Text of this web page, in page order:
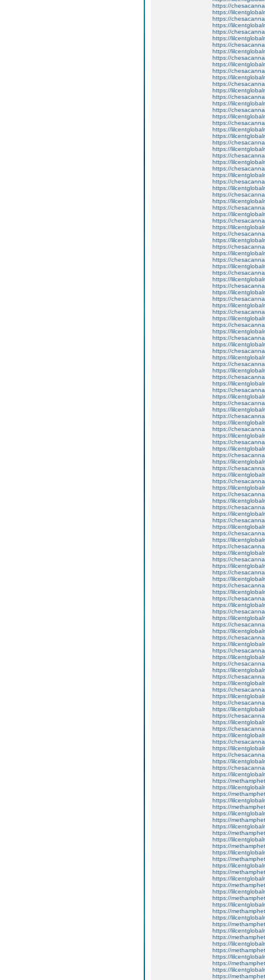
https://
https://
https://
https://
https://
https://
https://
https://
https://
https://
https://
https://
https://
https://
https://
https://
https://
https://
https://
https://
https://
https://
https://
https://
https://
https://
https://
https://
https://
https://
https://
https://
https://
https://
https://
https://
https://
https://
https://
https://
https://
https://
https://
https://
https://
https://
https://
https://
https://
https://
https://
https://
https://
https://
https://
https://
https://
https://
https://
https://
https://
https://
https://
https://
https://
https://
https://
https://
https://
https://
https://
https://
https://
https://
https://
https://
https://
https://
https://
https://
https://
https://
https://
https://
https://
https://
https://
https://
https://
https://
https://
https://
https://
https://
https://
https://
https://
https://
https://
https://
https://
https://
https://
https://
https://
https://
https://
https://
https://
https://
https://
https://
https://
https://
https://
https://
https://
https://
https://
https://
https://
https://
https://
https://
https://
https://
https://
https://
https://
https://
https://
https://
https://
https://
https://
https://
https://
https://
https://
https://
https://
https://
https://
https://
https://
https://
https://
https://
https://
https://